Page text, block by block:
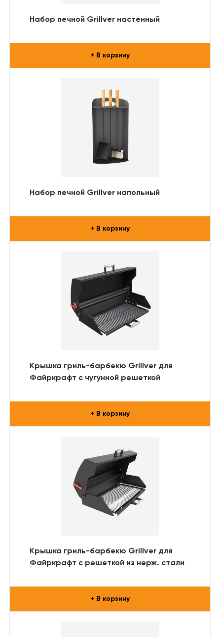
Набор печной Grillver настенный
+ В корзину
Набор печной Grillver напольный
+ В корзину
Крышка гриль-барбекю Grillver для
Файркрафт с чугунной решеткой
+ В корзину
Крышка гриль-барбекю Grillver для
Файркрафт с решеткой из нерж. стали
+ В корзину